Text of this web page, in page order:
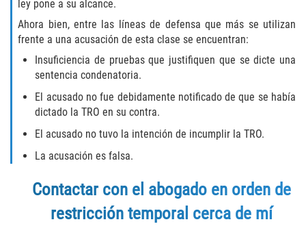
Sales and Transportation of a Controlled
Substance
DUI
DUI with Drugs
Auto Insurance Fraud
ley pone a su alcance.
Ahora bien, entre las líneas de defensa que más se utilizan
frente a una acusación de esta clase se encuentran:
Insuficiencia de pruebas que justifiquen que se dicte una
sentencia condenatoria.
El acusado no fue debidamente notificado de que se había
dictado la TRO en su contra.
El acusado no tuvo la intención de incumplir la TRO.
La acusación es falsa.
Contactar con el abogado en orden de
restricción temporal cerca de mí